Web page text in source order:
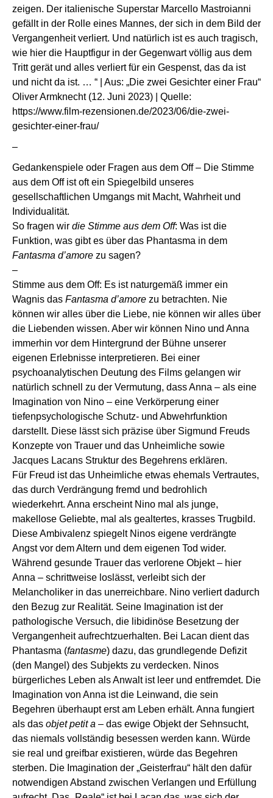
zeigen. Der italienische Superstar Marcello Mastroianni
gefällt in der Rolle eines Mannes, der sich in dem Bild der
Vergangenheit verliert. Und natürlich ist es auch tragisch,
wie hier die Hauptfigur in der Gegenwart völlig aus dem
Tritt gerät und alles verliert für ein Gespenst, das da ist
und nicht da ist. … “ | Aus: „Die zwei Gesichter einer Frau“
Oliver Armknecht (12. Juni 2023) | Quelle:
https://www.film-rezensionen.de/2023/06/die-zwei-
gesichter-einer-frau/
–
Gedankenspiele oder Fragen aus dem Off – Die Stimme
aus dem Off ist oft ein Spiegelbild unseres
gesellschaftlichen Umgangs mit Macht, Wahrheit und
Individualität.
So fragen wir die Stimme aus dem Off: Was ist die
Funktion, was gibt es über das Phantasma in dem
Fantasma d’amore zu sagen?
–
Stimme aus dem Off: Es ist naturgemäß immer ein
Wagnis das Fantasma d’amore zu betrachten. Nie
können wir alles über die Liebe, nie können wir alles über
die Liebenden wissen. Aber wir können Nino und Anna
immerhin vor dem Hintergrund der Bühne unserer
eigenen Erlebnisse interpretieren. Bei einer
psychoanalytischen Deutung des Films gelangen wir
natürlich schnell zu der Vermutung, dass Anna – als eine
Imagination von Nino – eine Verkörperung einer
tiefenpsychologische Schutz- und Abwehrfunktion
darstellt. Diese lässt sich präzise über Sigmund Freuds
Konzepte von Trauer und das Unheimliche sowie
Jacques Lacans Struktur des Begehrens erklären.
Für Freud ist das Unheimliche etwas ehemals Vertrautes,
das durch Verdrängung fremd und bedrohlich
wiederkehrt. Anna erscheint Nino mal als junge,
makellose Geliebte, mal als gealtertes, krasses Trugbild.
Diese Ambivalenz spiegelt Ninos eigene verdrängte
Angst vor dem Altern und dem eigenen Tod wider.
Während gesunde Trauer das verlorene Objekt – hier
Anna – schrittweise loslässt, verleibt sich der
Melancholiker in das unerreichbare. Nino verliert dadurch
den Bezug zur Realität. Seine Imagination ist der
pathologische Versuch, die libidinöse Besetzung der
Vergangenheit aufrechtzuerhalten. Bei Lacan dient das
Phantasma (fantasme) dazu, das grundlegende Defizit
(den Mangel) des Subjekts zu verdecken. Ninos
bürgerliches Leben als Anwalt ist leer und entfremdet. Die
Imagination von Anna ist die Leinwand, die sein
Begehren überhaupt erst am Leben erhält. Anna fungiert
als das objet petit a – das ewige Objekt der Sehnsucht,
das niemals vollständig besessen werden kann. Würde
sie real und greifbar existieren, würde das Begehren
sterben. Die Imagination der „Geisterfrau“ hält den dafür
notwendigen Abstand zwischen Verlangen und Erfüllung